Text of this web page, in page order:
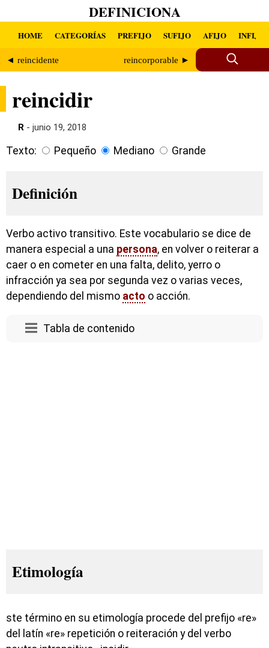
DEFINICIONA
HOME CATEGORÍAS PREFIJO SUFIJO AFIJO INFIJO
◄ reincidente reincorporable ►
reincidir
R - junio 19, 2018
Texto: Pequeño Mediano Grande
Definición
Verbo activo transitivo. Este vocabulario se dice de
manera especial a una persona, en volver o reiterar a
caer o en cometer en una falta, delito, yerro o
infracción ya sea por segunda vez o varias veces,
dependiendo del mismo acto o acción.
Tabla de contenido
Etimología
ste término en su etimología procede del prefijo «re»
del latín «re» repetición o reiteración y del verbo